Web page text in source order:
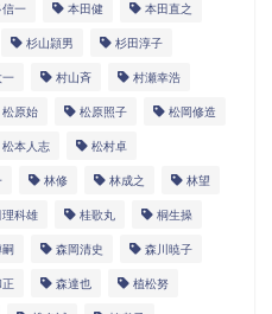
信一 本田健 本田直之
杉山頴男 杉田淳子
一 村山斉 村瀬幸浩
松原始 松原照子 松岡修造
松本人志 松村卓
林修 林成之 林望
理科雄 桂歌丸 桐生操
森岡清史 森川暁子
正 森達也 植松努